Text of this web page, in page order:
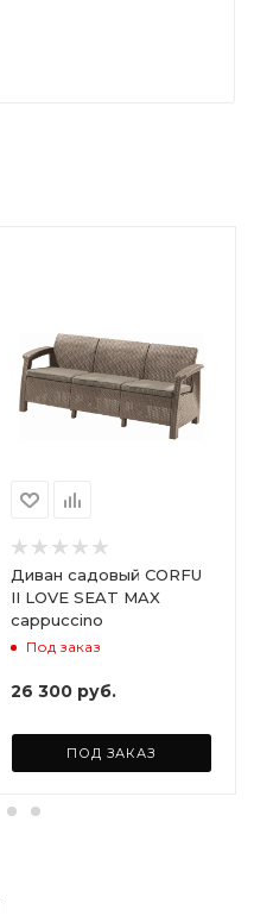
Диван садовый CORFU
II LOVE SEAT MAX
cappuccino
Под заказ
26 300 руб.
ПОД ЗАКАЗ